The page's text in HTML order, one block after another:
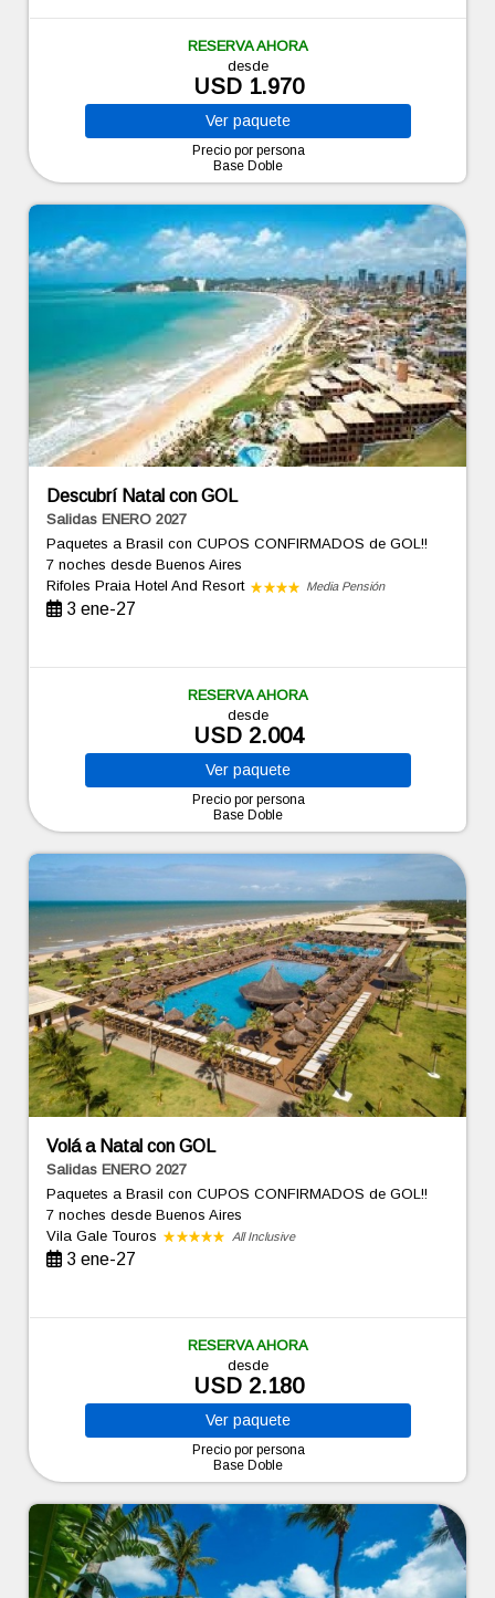
RESERVA AHORA
desde
USD 1.970
Ver paquete
Precio por persona
Base Doble
Descubrí Natal con GOL
Salidas ENERO 2027
Paquetes a Brasil con CUPOS CONFIRMADOS de GOL!!
7 nochesdesde Buenos Aires
Rifoles Praia Hotel And Resort
Media Pensión
3 ene-27
RESERVA AHORA
desde
USD 2.004
Ver paquete
Precio por persona
Base Doble
Volá a Natal con GOL
Salidas ENERO 2027
Paquetes a Brasil con CUPOS CONFIRMADOS de GOL!!
7 nochesdesde Buenos Aires
Vila Gale Touros
All Inclusive
3 ene-27
RESERVA AHORA
desde
USD 2.180
Ver paquete
Precio por persona
Base Doble